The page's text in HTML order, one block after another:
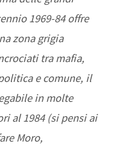
1969-84 offre
zona grigia
tra mafia,
e comune, il
in molte
al 1984 (si pensi ai
Moro,